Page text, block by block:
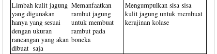
Limbah kulit jagung
yang digunakan
hanya yang sesuai
dengan ukuran
rancangan yang akan
dibuat saja
Memanfaatkan
rambut jagung
untuk membuat
rambut pada
boneka
Mengumpulkan sisa-sisa
kulit jagung untuk membuat
kerajinan kolase